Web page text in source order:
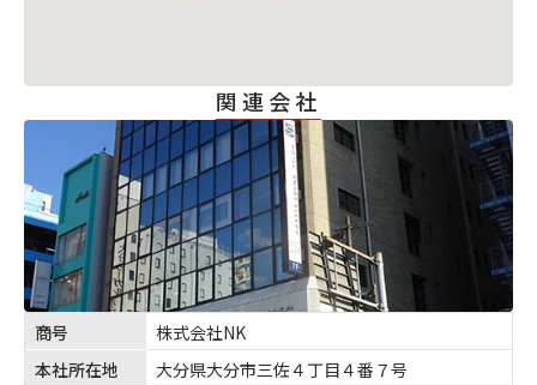
関連会社
商号
株式会社NK
本社所在地
大分県大分市三佐４丁目４番７号